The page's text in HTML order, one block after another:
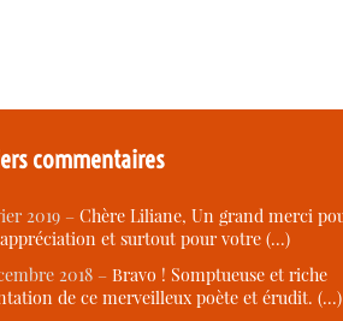
commentaires
2019 – Chère Liliane, Un grand merci
et surtout pour votre (…)
2018 – Bravo ! Somptueuse et riche
de ce merveilleux poète et érudit. (…)